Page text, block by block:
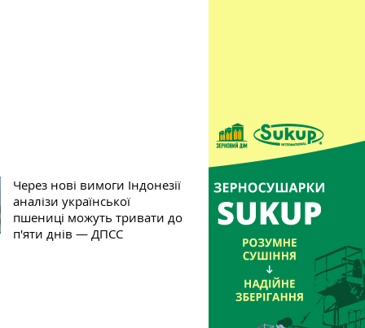
Через нові вимоги Індонезії
аналізи української
пшениці можуть тривати до
п'яти днів — ДПСС